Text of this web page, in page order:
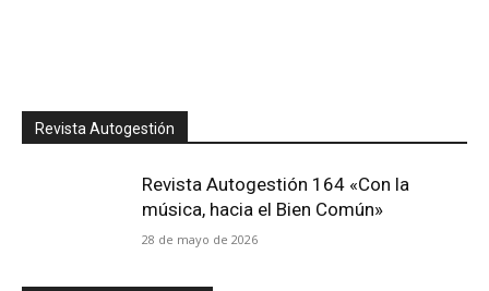
Revista Autogestión
Revista Autogestión 164 «Con la
música, hacia el Bien Común»
28 de mayo de 2026